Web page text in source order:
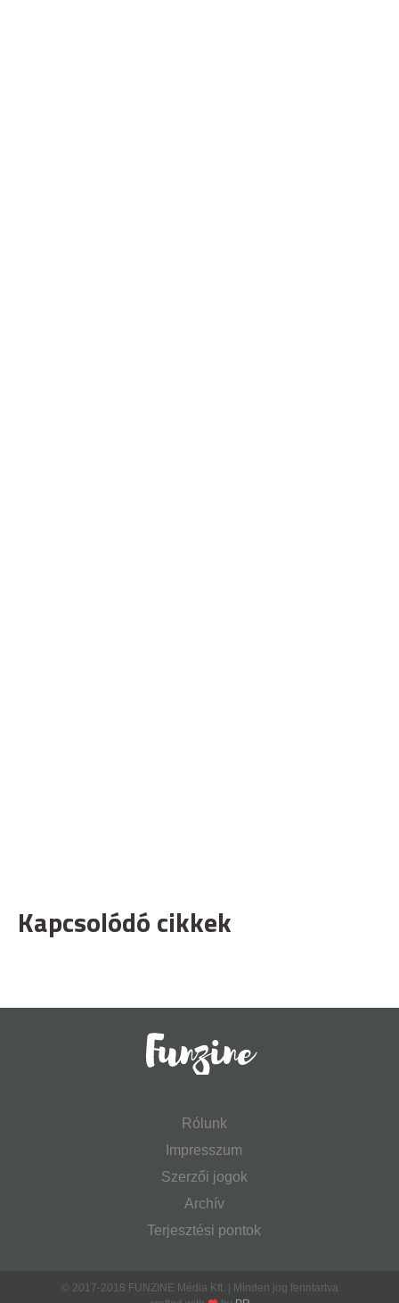
Kapcsolódó cikkek
Rólunk
Impresszum
Szerzői jogok
Archív
Terjesztési pontok
© 2017-2018 FUNZINE Média Kft. | Minden jog fenntartva